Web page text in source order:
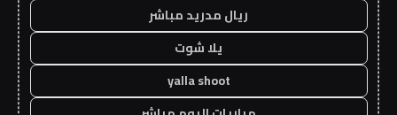
ريال مدريد مباشر
يلا شوت
yalla shoot